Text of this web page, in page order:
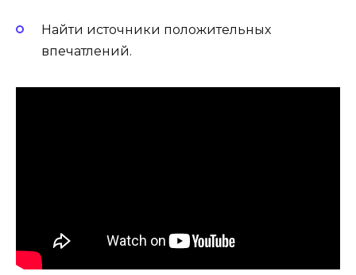
Найти источники положительных
впечатлений.